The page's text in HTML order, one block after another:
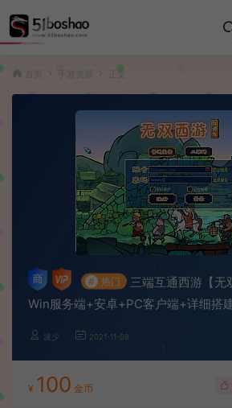
手游资源 正文
# 热门
三端互通西游【无
Win服务端+安卓+PC客户端+详细搭
波少 2021-11-08
¥ 100 金币